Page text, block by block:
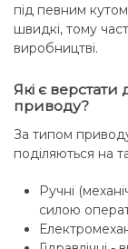
під певним
швидкі, тому
виробництві.
Які є
приводу?
За типом
поділяються на
Ручні
силою